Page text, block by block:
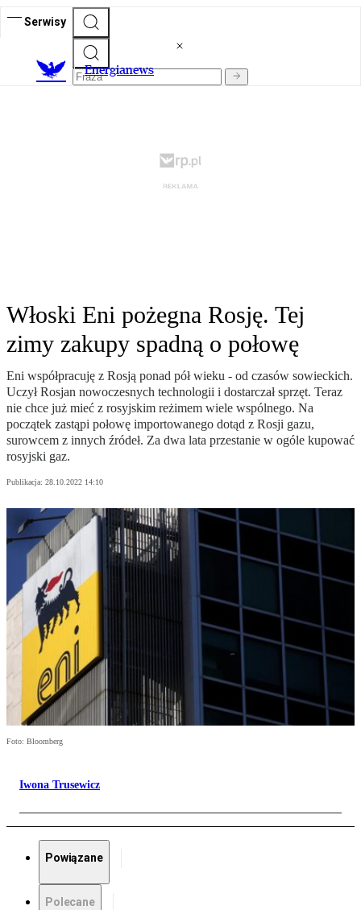
Serwisy
Energianews
Włoski Eni pożegna Rosję. Tej
zimy zakupy spadną o połowę
Eni współpracuję z Rosją ponad pół wieku - od czasów sowieckich.
Uczył Rosjan nowoczesnych technologii i dostarczał sprzęt. Teraz
nie chce już mieć z rosyjskim reżimem wiele wspólnego. Na
początek zastąpi połowę importowanego dotąd z Rosji gazu,
surowcem z innych źródeł. Za dwa lata przestanie w ogóle kupować
rosyjski gaz.
Publikacja: 28.10.2022 14:10
Foto: Bloomberg
Iwona Trusewicz
Powiązane
Polecane